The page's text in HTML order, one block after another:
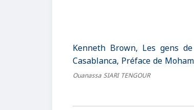
Kenneth Brown, Les gens
Casablanca, Préface de
Ouanassa SIARI TENGOUR